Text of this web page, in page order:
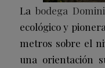
La bodega
ecológico y
metros sobre el
una orientación